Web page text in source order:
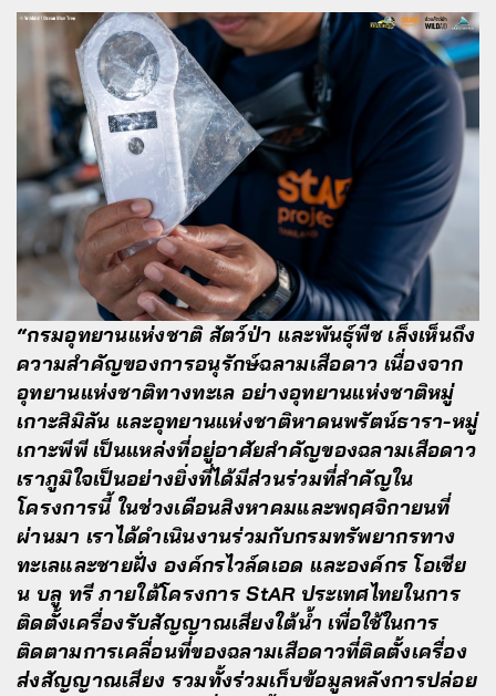
“กรมอุทยานแห่งชาติ สัตว์ป่า และพันธุ์พืช เล็งเห็นถึง
ความสำคัญของการอนุรักษ์ฉลามเสือดาว เนื่องจาก
อุทยานแห่งชาติทางทะเล อย่างอุทยานแห่งชาติหมู่
เกาะสิมิลัน และอุทยานแห่งชาติหาดนพรัตน์ธารา-หมู่
เกาะพีพี เป็นแหล่งที่อยู่อาศัยสำคัญของฉลามเสือดาว
เราภูมิใจเป็นอย่างยิ่งที่ได้มีส่วนร่วมที่สำคัญใน
โครงการนี้ ในช่วงเดือนสิงหาคมและพฤศจิกายนที่
ผ่านมา เราได้ดำเนินงานร่วมกับกรมทรัพยากรทาง
ทะเลและชายฝั่ง องค์กรไวล์ดเอด และองค์กร โอเชีย
น บลู ทรี ภายใต้โครงการ StAR ประเทศไทยในการ
ติดตั้งเครื่องรับสัญญาณเสียงใต้น้ำ เพื่อใช้ในการ
ติดตามการเคลื่อนที่ของฉลามเสือดาวที่ติดตั้งเครื่อง
ส่งสัญญาณเสียง รวมทั้งร่วมเก็บข้อมูลหลังการปล่อย